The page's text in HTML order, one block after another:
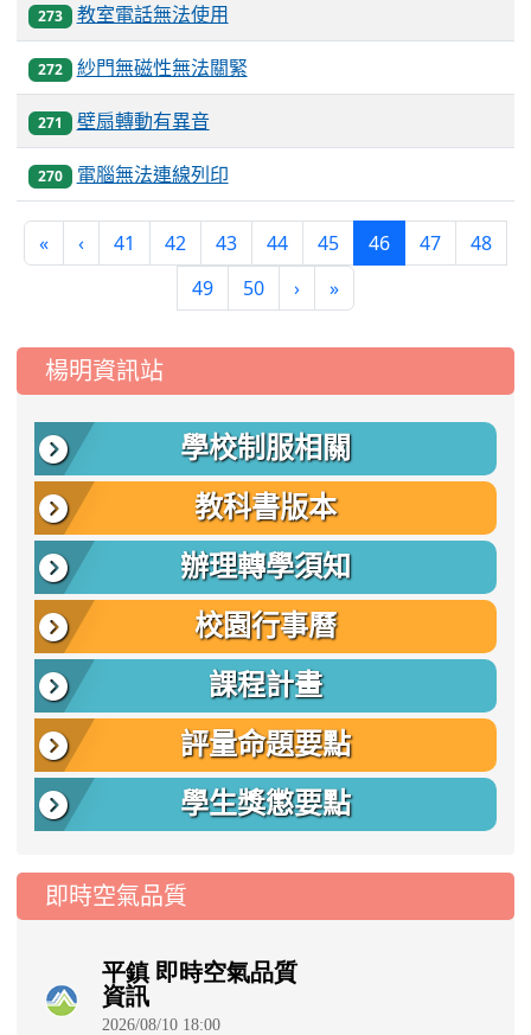
273 教室電話無法使用
272 紗門無磁性無法關緊
271 壁扇轉動有異音
270 電腦無法連線列印
« ‹ 41 42 43 44 45 46(current)
47
48
49
50 › »
::: 楊明資訊站
學校制服相關
教科書版本
辦理轉學須知
校園行事曆
課程計畫
評量命題要點
學生獎懲要點
即時空氣品質